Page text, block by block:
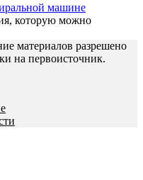
машине
которую можно
материалов разрешено
на первоисточник.